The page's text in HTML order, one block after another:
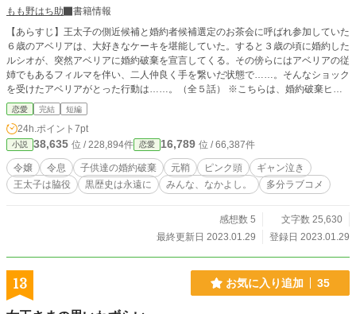
もも野はち助
書籍情報
【あらすじ】王太子の側近候補と婚約者候補選定のお茶会に呼ばれ参加していた
６歳のアベリアは、大好きなケーキを堪能していた。すると３歳の頃に婚約した
ルシオが、突然アベリアに婚約破棄を宣言してくる。その傍らにはアベリアの従
姉でもあるフィルマを伴い、二人仲良く手を繋いだ状態で……。そんなショック
を受けたアベリアがとった行動は……。（全５話） ※こちらは、婚約破棄ヒー
ロー（６歳児）との元鞘エンドのコメディー色が強い作品になります。 地雷臭
を感じた方は、お気を付けください。読まれる際は自己責任でお願いします。
尚、ざまぁ展開は微塵もございません！
恋愛 完結 短編
24h.ポイント 7pt
小説 38,635 位 / 228,894件 恋愛 16,789 位 / 66,387件
令嬢 令息 子供達の婚約破棄 元鞘 ピンク頭
ギャン泣き
王太子は脇役
黒歴史は永遠に みんな、なかよし。 多分ラブコメ
感想数 5
文字数 25,630
最終更新日 2023.01.29
登録日 2023.01.29
13 お気に入り追加 35